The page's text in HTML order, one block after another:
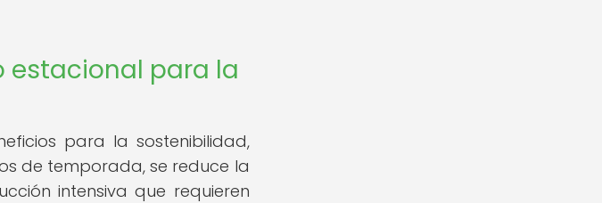
estacional para la
para la sostenibilidad,
de temporada, se reduce la
intensiva que requieren